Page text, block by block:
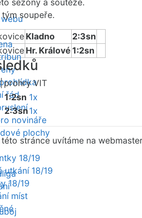
řád
novináře
plochy
18/19
utkání 18/19
18/19
míst
sezóny a soutěže.
soupeře.
Kladno
2:3sn
Hr. Králové 1:2sn
prohry VIT
1:2sn 1x
2:3sn1x
stránce uvítáme na webmaster